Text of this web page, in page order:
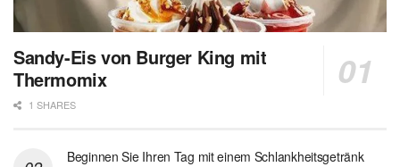
Sandy-Eis von Burger King mit
Thermomix
1 SHARES
Beginnen Sie Ihren Tag mit einem Schlankheitsgetränk